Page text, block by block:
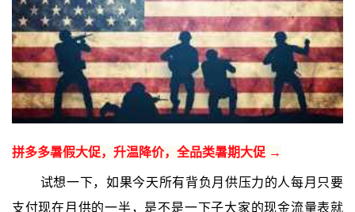
拼多多暑假大促，升温降价，全品类暑期大促 →
试想一下，如果今天所有背负月供压力的人每月只要
支付现在月供的一半，是不是一下子大家的现金流量表就